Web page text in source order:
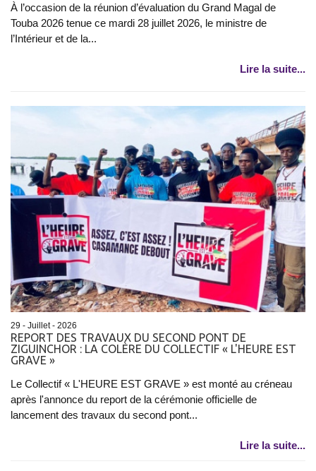
À l’occasion de la réunion d’évaluation du Grand Magal de
Touba 2026 tenue ce mardi 28 juillet 2026, le ministre de
l’Intérieur et de la...
Lire la suite...
29 - Juillet - 2026
REPORT DES TRAVAUX DU SECOND PONT DE
ZIGUINCHOR : LA COLÈRE DU COLLECTIF « L'HEURE EST
GRAVE »
Le Collectif « L'HEURE EST GRAVE » est monté au créneau
après l'annonce du report de la cérémonie officielle de
lancement des travaux du second pont...
Lire la suite...